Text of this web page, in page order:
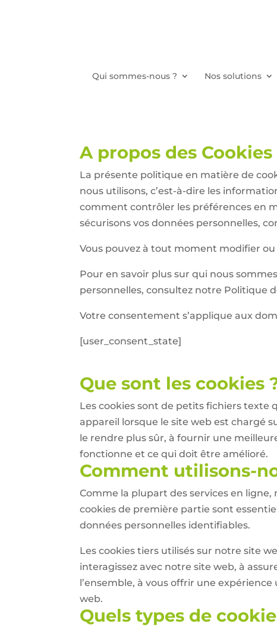
Qui sommes-nous ? Nos solutions
A propos des Cookies
La présente politique en matière de
nous utilisons, c’est-à-dire les
comment contrôler les préférences en
sécurisons vos données personnelles,
Vous pouvez à tout moment modifier
Pour en savoir plus sur qui nous
personnelles, consultez notre Politique
Votre consentement s’applique aux
[user_consent_state]
Que sont les cookies
Les cookies sont de petits fichiers texte
appareil lorsque le site web est chargé
le rendre plus sûr, à fournir une
fonctionne et ce qui doit être amélioré.
Comment utilisons-
Comme la plupart des services en
cookies de première partie sont
données personnelles identifiables.
Les cookies tiers utilisés sur notre site
interagissez avec notre site web, à
l’ensemble, à vous offrir une
web.
Quels types de